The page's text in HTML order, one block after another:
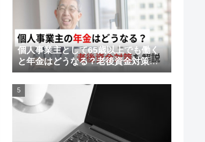
個人事業主として65歳以上でも働く
と年金はどうなる？老後資金対策も
解説